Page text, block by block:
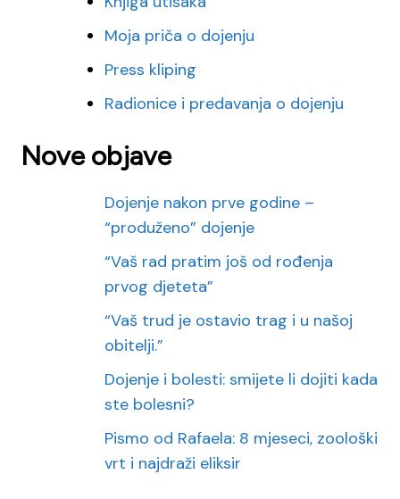
Moja priča o dojenju
Press kliping
Radionice i predavanja o dojenju
Nove objave
Dojenje nakon prve godine –
“produženo” dojenje
“Vaš rad pratim još od rođenja
prvog djeteta”
“Vaš trud je ostavio trag i u našoj
obitelji.”
Dojenje i bolesti: smijete li dojiti kada
ste bolesni?
Pismo od Rafaela: 8 mjeseci, zoološki
vrt i najdraži eliksir